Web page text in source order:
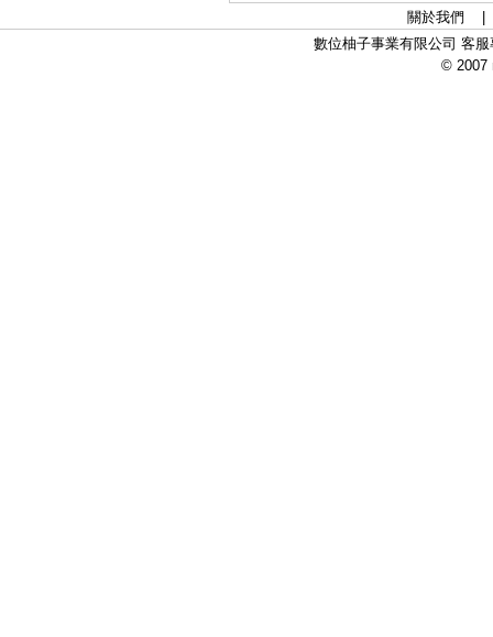
關於我們
數位柚子事業有限公司 客
© 2007